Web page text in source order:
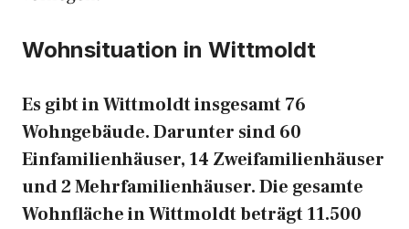
Wohnsituation in Wittmoldt
Es gibt in Wittmoldt insgesamt 76
Wohngebäude. Darunter sind 60
Einfamilienhäuser, 14 Zweifamilienhäuser
und 2 Mehrfamilienhäuser. Die gesamte
Wohnfläche in Wittmoldt beträgt 11.500